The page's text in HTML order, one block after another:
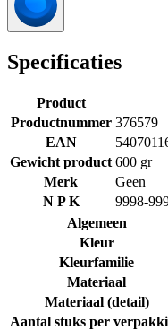
Specificaties
Product
Productnummer 376579
EAN
Gewicht product 600 gr
Merk
Geen
N P K
9998-
Algemeen
Kleur
Kleurfamilie
Materiaal
Materiaal (detail)
Aantal stuks per